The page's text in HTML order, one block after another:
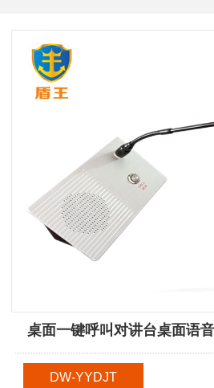
桌面一键呼叫对讲台桌面语
DW-YYDJT